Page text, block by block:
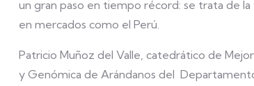
un gran paso en tiempo récord: se trata de
en mercados como el Perú.
Patricio Muñoz del Valle, catedrático de
y Genómica de Arándanos del